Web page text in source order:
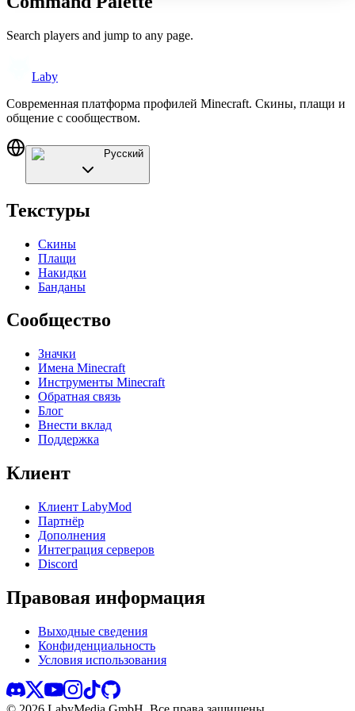
Search players and jump to any page.
Laby
Современная платформа профилей Minecraft. Скины, плащи и
общение с сообществом.
Русский
Текстуры
Скины
Плащи
Накидки
Банданы
Сообщество
Значки
Имена Minecraft
Инструменты Minecraft
Обратная связь
Блог
Внести вклад
Поддержка
Клиент
Клиент LabyMod
Партнёр
Дополнения
Интеграция серверов
Discord
Правовая информация
Выходные сведения
Конфиденциальность
Условия использования